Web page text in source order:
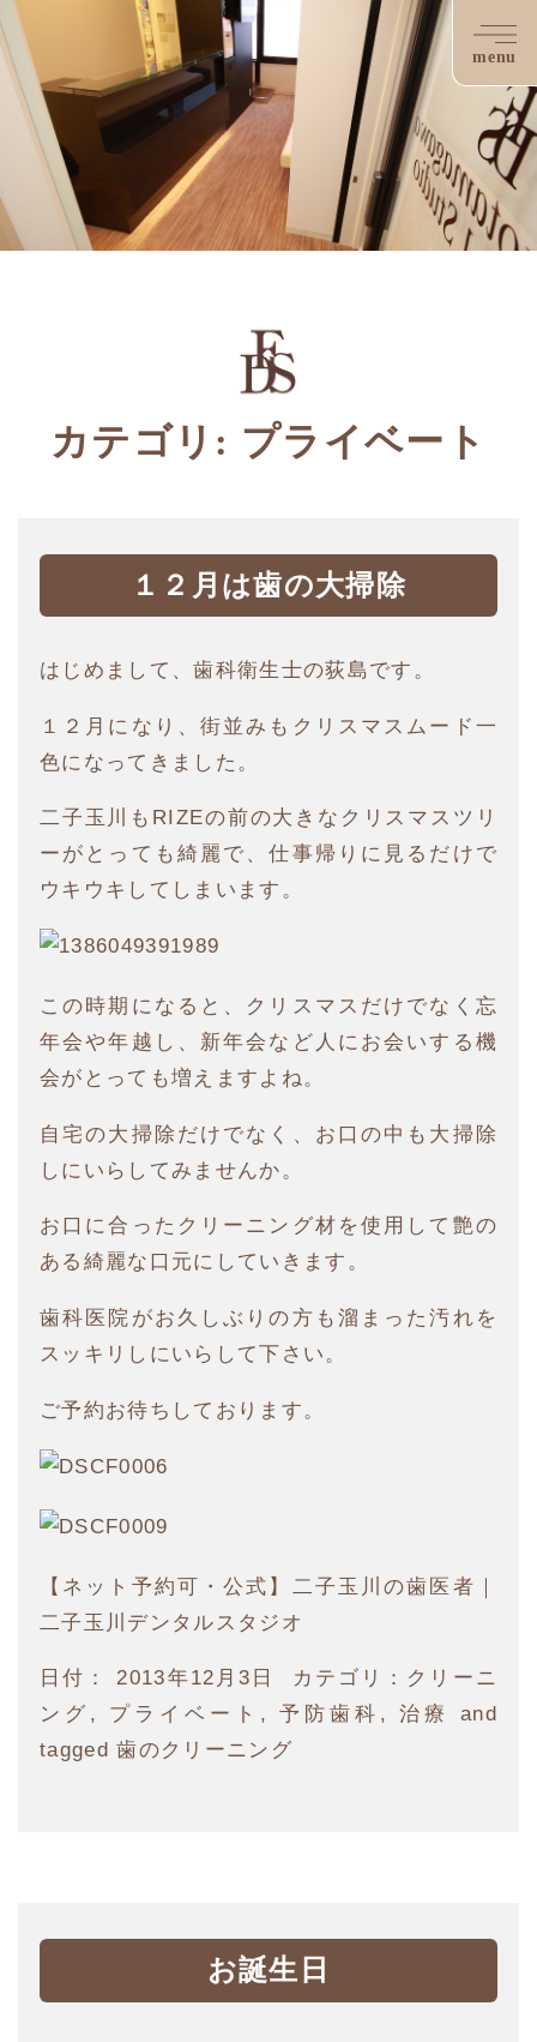
カテゴリ: プライベート
１２月は歯の大掃除
はじめまして、歯科衛生士の荻島です。
１２月になり、街並みもクリスマスムード一
色になってきました。
二子玉川もRIZEの前の大きなクリスマスツリ
ーがとっても綺麗で、仕事帰りに見るだけで
ウキウキしてしまいます。
この時期になると、クリスマスだけでなく忘
年会や年越し、新年会など人にお会いする機
会がとっても増えますよね。
自宅の大掃除だけでなく、お口の中も大掃除
しにいらしてみませんか。
お口に合ったクリーニング材を使用して艶の
ある綺麗な口元にしていきます。
歯科医院がお久しぶりの方も溜まった汚れを
スッキリしにいらして下さい。
ご予約お待ちしております。
【ネット予約可・公式】二子玉川の歯医者｜
二子玉川デンタルスタジオ
日付：2013年12月3日 カテゴリ： クリーニ
ング , プライベート , 予防歯科 , 治療
and
tagged歯のクリーニング
お誕生日
menu